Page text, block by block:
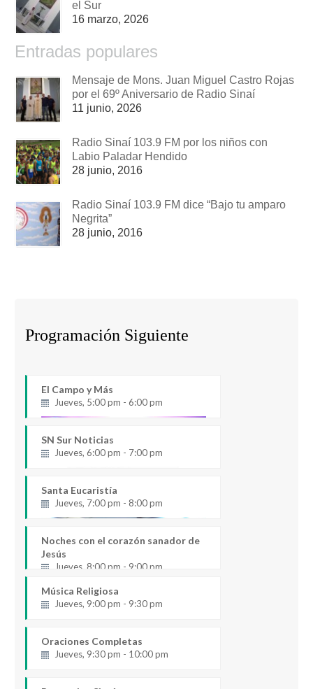
el Sur
16 marzo, 2026
Entradas populares
Mensaje de Mons. Juan Miguel Castro Rojas
por el 69º Aniversario de Radio Sinaí
11 junio, 2026
Radio Sinaí 103.9 FM por los niños con
Labio Paladar Hendido
28 junio, 2016
Radio Sinaí 103.9 FM dice “Bajo tu amparo
Negrita”
28 junio, 2016
Programación Siguiente
El Campo y Más
Jueves, 5:00 pm - 6:00 pm
SN Sur Noticias
Jueves, 6:00 pm - 7:00 pm
Santa Eucaristía
Jueves, 7:00 pm - 8:00 pm
Noches con el corazón sanador de
Jesús
Jueves, 8:00 pm - 9:00 pm
Música Religiosa
Jueves, 9:00 pm - 9:30 pm
Oraciones Completas
Jueves, 9:30 pm - 10:00 pm